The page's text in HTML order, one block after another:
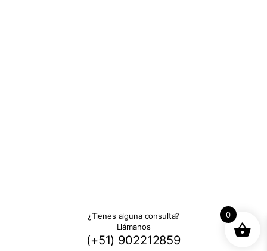
¿Tienes alguna consulta?
Llámanos
(+51) 902212859
0